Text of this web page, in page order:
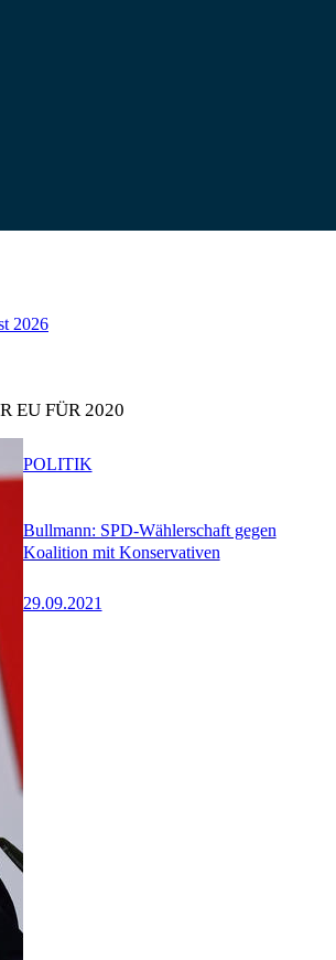
2026
EU FÜR 2020
Bullmann: SPD-Wählerschaft gegen
Koalition mit Konservativen
29.09.2021
POLITIK